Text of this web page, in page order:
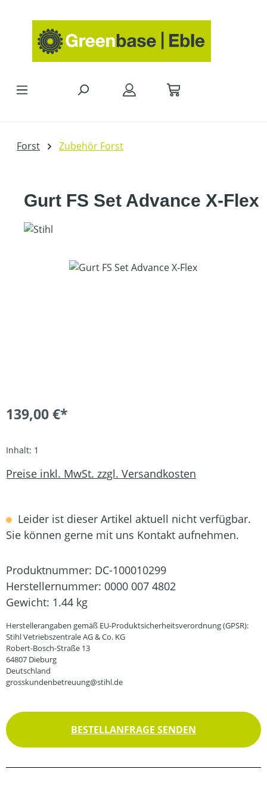
Forst Zubehör Forst
Gurt FS Set Advance X-Flex
Bildergalerie überspringen
139,00 €*
Inhalt: 1
Preise inkl. MwSt. zzgl. Versandkosten
Leider ist dieser Artikel aktuell nicht verfügbar.
Sie können gerne mit uns Kontakt aufnehmen.
Produktnummer: DC-100010299
Herstellernummer: 0000 007 4802
Gewicht: 1.44 kg
Herstellerangaben gemäß EU-Produktsicherheitsverordnung (GPSR):
Stihl Vetriebszentrale AG & Co. KG
Robert-Bosch-Straße 13
64807 Dieburg
Deutschland
grosskundenbetreuung@stihl.de
BESTELLANFRAGE SENDEN